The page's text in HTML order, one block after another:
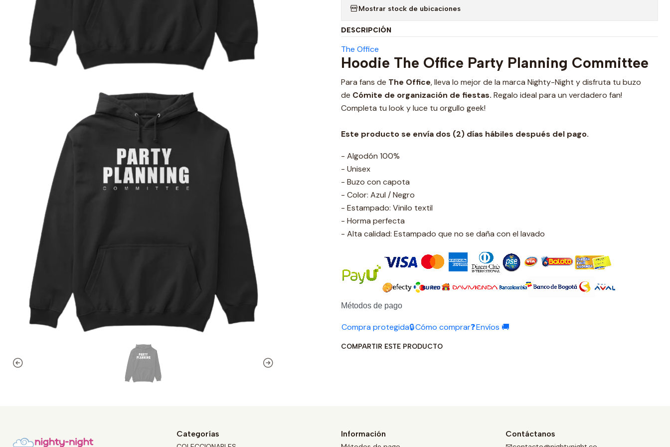
Mostrar stock de ubicaciones
DESCRIPCIÓN
The Office
Hoodie The Office Party Planning Committee
Para fans de The Office, lleva lo mejor de la marca Nighty-Night y disfruta tu buzo
de Cómite de organización de fiestas. Regalo ideal para un verdadero fan!
Completa tu look y luce tu orgullo geek!
Este producto se envía dos (2) días hábiles después del pago.
- Algodón 100%
- Unisex
- Buzo con capota
- Color: Azul / Negro
- Estampado: Vinilo textil
- Horma perfecta
- Alta calidad: Estampado que no se daña con el lavado
Métodos de pago
Compra protegida🔒Cómo comprar❓Envíos 🚚
COMPARTIR ESTE PRODUCTO
Categorías Información Contáctanos